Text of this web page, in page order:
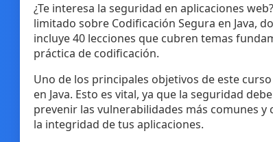
¿Te interesa la seguridad en aplicaciones
limitado sobre Codificación Segura en Java,
incluye 40 lecciones que cubren temas
práctica de codificación.
Uno de los principales objetivos de este
en Java. Esto es vital, ya que la seguridad
prevenir las vulnerabilidades más comunes
la integridad de tus aplicaciones.